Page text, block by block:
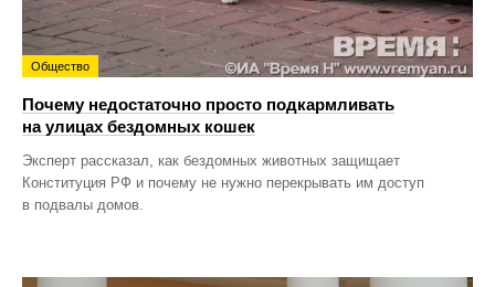
Общество
Почему недостаточно просто подкармливать
на улицах бездомных кошек
Эксперт рассказал, как бездомных животных защищает
Конституция РФ и почему не нужно перекрывать им доступ
в подвалы домов.